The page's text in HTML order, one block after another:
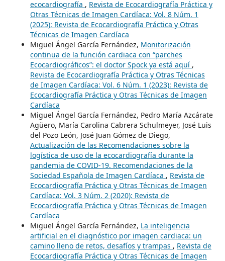
ecocardiografía , Revista de Ecocardiografía Práctica y
Otras Técnicas de Imagen Cardíaca: Vol. 8 Núm. 1
(2025): Revista de Ecocardiografía Práctica y Otras
Técnicas de Imagen Cardíaca
Miguel Ángel García Fernández, Monitorización
continua de la función cardiaca con “parches
Ecocardiográficos”: el doctor Spock ya está aquí ,
Revista de Ecocardiografía Práctica y Otras Técnicas
de Imagen Cardíaca: Vol. 6 Núm. 1 (2023): Revista de
Ecocardiografía Práctica y Otras Técnicas de Imagen
Cardíaca
Miguel Ángel García Fernández, Pedro María Azcárate
Agüero, María Carolina Cabrera Schulmeyer, José Luis
del Pozo León, José Juan Gómez de Diego,
Actualización de las Recomendaciones sobre la
logística de uso de la ecocardiografía durante la
pandemia de COVID-19. Recomendaciones de la
Sociedad Española de Imagen Cardíaca , Revista de
Ecocardiografía Práctica y Otras Técnicas de Imagen
Cardíaca: Vol. 3 Núm. 2 (2020): Revista de
Ecocardiografía Práctica y Otras Técnicas de Imagen
Cardíaca
Miguel Ángel García Fernández, La inteligencia
artificial en el diagnóstico por imagen cardiaca: un
camino lleno de retos, desafíos y trampas , Revista de
Ecocardiografía Práctica y Otras Técnicas de Imagen